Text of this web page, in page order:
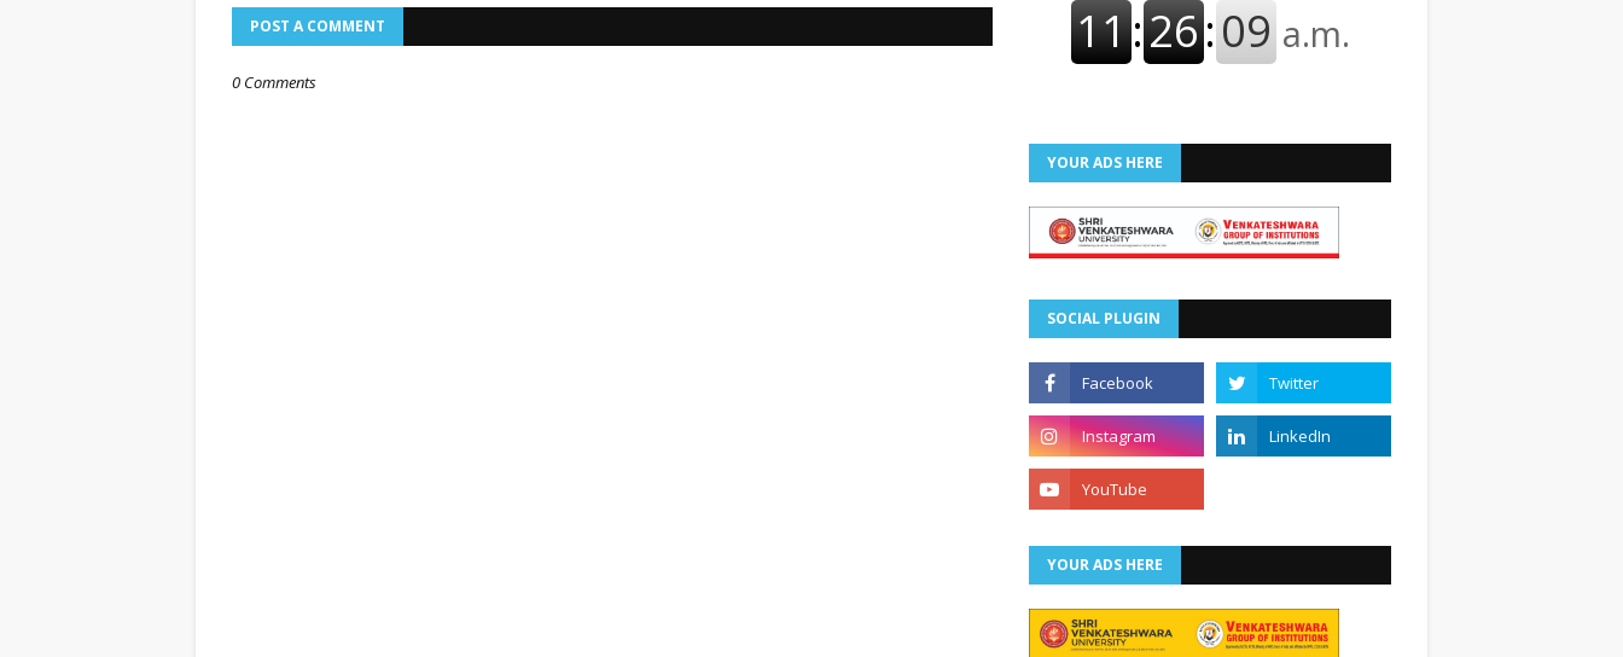
POST A COMMENT
0 Comments
YOUR ADS HERE
SOCIAL PLUGIN
YOUR ADS HERE